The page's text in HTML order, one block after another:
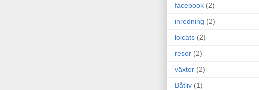
facebook (2)
inredning (2)
lolcats (2)
resor (2)
växter (2)
Båtliv (1)